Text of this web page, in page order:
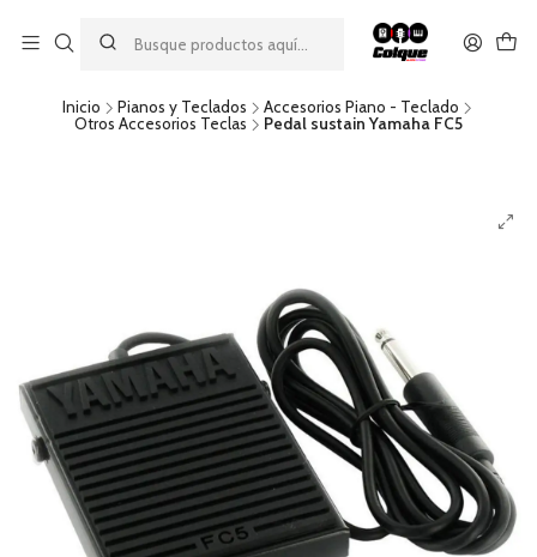
descuento por pago con transferencia bancaria
por una compra mínima de $49.990. Este descuento no es
acumulable a otras promociones ni aplicable a gastos de envío.
Inicio Pianos y Teclados
Accesorios Piano - Teclado
Otros Accesorios Teclas
Pedal sustain Yamaha FC5